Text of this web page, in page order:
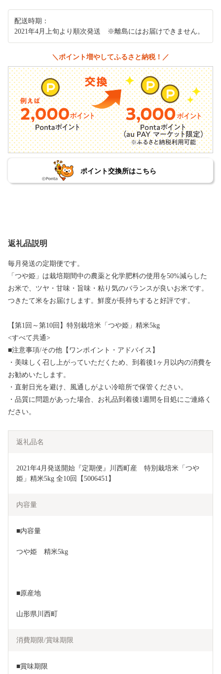
配送時期：
2021年4月上旬より順次発送 ※離島にはお届けできません。
＼ポイント増やしてふるさと納税！／
ポイント交換所はこちら
返礼品説明
毎月発送の定期便です。
「つや姫」は栽培期間中の農薬と化学肥料の使用を50%減らした
お米で、ツヤ・甘味・旨味・粘り気のバランスが良いお米です。
つきたて米をお届けします。鮮度が長持ちすると好評です。
【第1回～第10回】特別栽培米「つや姫」精米5kg
<すべて共通>
■注意事項/その他【ワンポイント・アドバイス】
・美味しく召し上がっていただくため、到着後1ヶ月以内の消費を
お勧めいたします。
・直射日光を避け、風通しがよい冷暗所で保管ください。
・品質に問題があった場合、お礼品到着後1週間を目処にご連絡く
ださい。
返礼品名
2021年4月発送開始『定期便』川西町産　特別栽培米「つや
姫」精米5kg 全10回【5006451】
内容量
■内容量
つや姫　精米5kg
■原産地
山形県川西町
消費期限/賞味期限
■賞味期限